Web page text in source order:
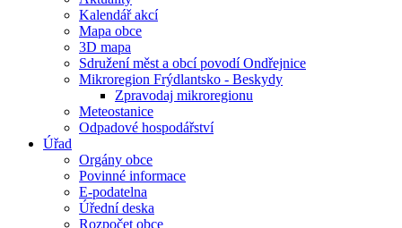
Kalendář akcí
Mapa obce
3D mapa
Sdružení měst a obcí povodí Ondřejnice
Mikroregion Frýdlantsko - Beskydy
Zpravodaj mikroregionu
Meteostanice
Odpadové hospodářství
Úřad
Orgány obce
Povinné informace
E-podatelna
Úřední deska
Rozpočet obce